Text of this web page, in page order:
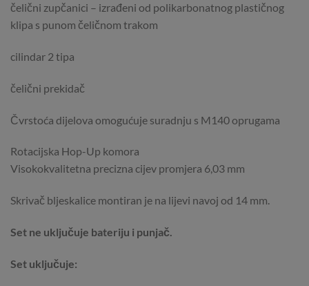
čelični zupčanici – izrađeni od polikarbonatnog plastičnog
klipa s punom čeličnom trakom
cilindar 2 tipa
čelični prekidač
Čvrstoća dijelova omogućuje suradnju s M140 oprugama
Rotacijska Hop-Up komora
Visokokvalitetna precizna cijev promjera 6,03 mm
Skrivač bljeskalice montiran je na lijevi navoj od 14 mm.
Set ne uključuje bateriju i punjač.
Set uključuje: